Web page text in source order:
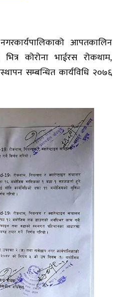
आपतकालिन
कोरोना भाईरस रोकथाम,
सम्बन्धित कार्यविधि २०७६